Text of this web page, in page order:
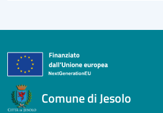
Comune di Jesolo